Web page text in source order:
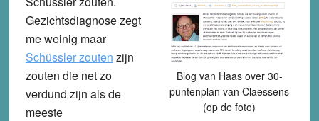
Blog van Haas over 30-
puntenplan van Claessens
(op de foto)
Gezichtsdiagnose zegt
me weinig maar
Schüssler zouten zijn
zouten die net zo
verdund zijn als de
meeste